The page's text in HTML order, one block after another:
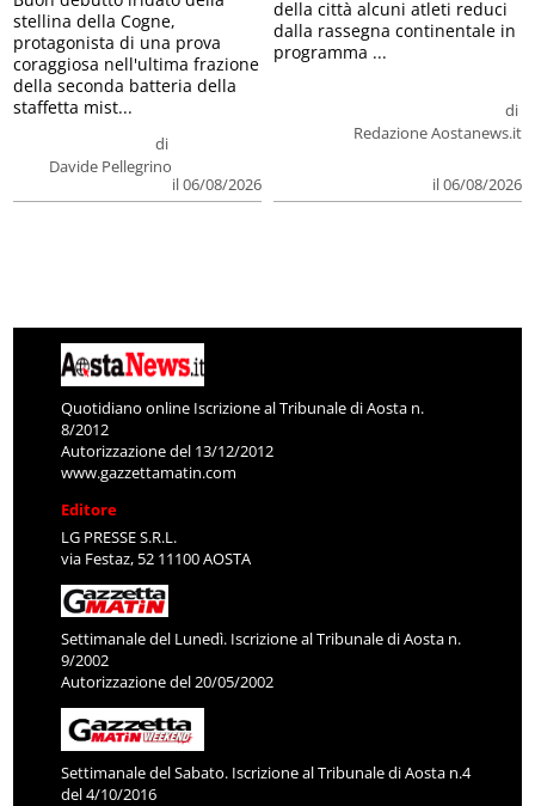
di
Davide Pellegrino
il 06/08/2026
stellina della Cogne,
protagonista di una prova
coraggiosa nell'ultima frazione
della seconda batteria della
staffetta mist...
di
Redazione Aostanews.it
il 06/08/2026
della città alcuni atleti reduci
dalla rassegna continentale in
programma ...
Quotidiano online Iscrizione al Tribunale di Aosta n.
8/2012
Autorizzazione del 13/12/2012
www.gazzettamatin.com
Editore
LG PRESSE S.R.L.
via Festaz, 52 11100 AOSTA
Settimanale del Lunedì. Iscrizione al Tribunale di Aosta n.
9/2002
Autorizzazione del 20/05/2002
Settimanale del Sabato. Iscrizione al Tribunale di Aosta n.4
del 4/10/2016